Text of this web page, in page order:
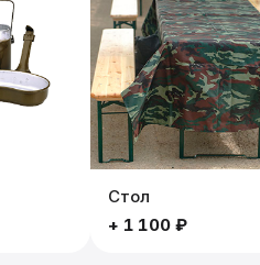
Стол
+ 1 100 ₽